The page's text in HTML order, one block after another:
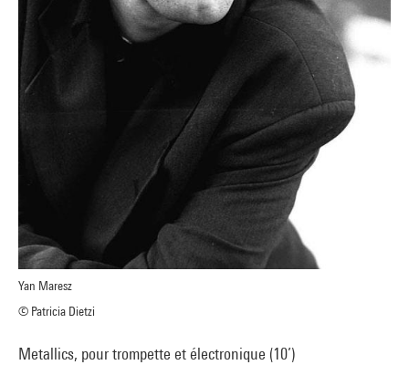
Yan Maresz
© Patricia Dietzi
Metallics, pour trompette et électronique (10’)